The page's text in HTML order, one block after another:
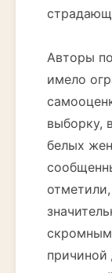
Авторы
имело
выборку,
белых
причиной